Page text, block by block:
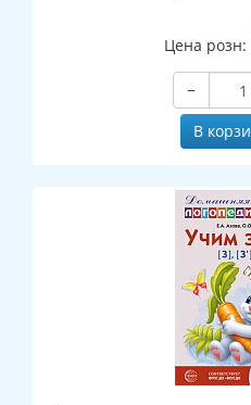
Цена розн:
−
В